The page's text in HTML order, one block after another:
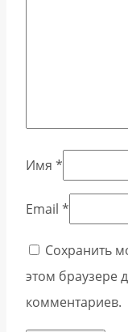
Имя *
Email *
Сохранить
этом браузере
комментариев.